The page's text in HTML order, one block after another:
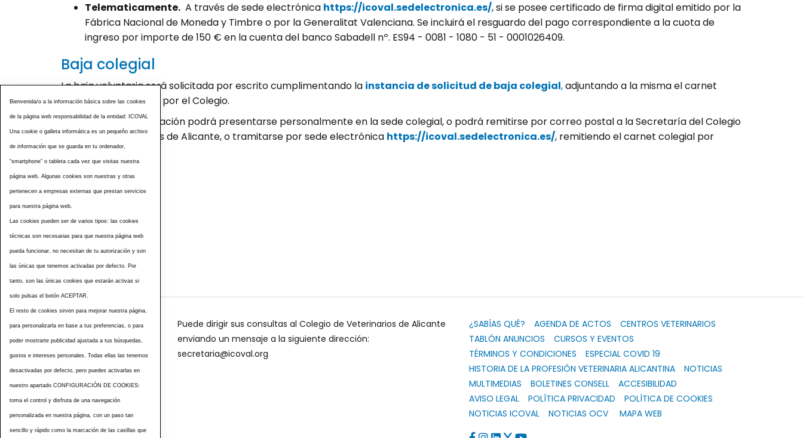
Telematicamente. A través de sede electrónica https://icoval.sedelectronica.es/, si se posee certificado de firma digital emitido por la
Fábrica Nacional de Moneda y Timbre o por la Generalitat Valenciana. Se incluirá el resguardo del pago correspondiente a la cuota de
ingreso por importe de 150 € en la cuenta del banco Sabadell nº. ES94 - 0081 - 1080 - 51 - 0001026409.
Baja colegial
La baja voluntaria será solicitada por escrito cumplimentando la instancia de solicitud de baja colegial,adjuntando a la misma el carnet
colegial suministrado por el Colegio.
Toda esta documentación podrá presentarse personalmente en la sede colegial, o podrá remitirse por correo postal a la Secretaría del Colegio
Oficial de Veterinarios de Alicante, o tramitarse por sede electrónica https://icoval.sedelectronica.es/, remitiendo el carnet colegial por
correo postal.
Puede dirigir sus consultas al Colegio de Veterinarios de Alicante
enviando un mensaje a la siguiente dirección:
secretaria@icoval.org
¿SABÍAS QUÉ? AGENDA DE ACTOS
CENTROS VETERINARIOS
TABLÓN ANUNCIOS
CURSOS Y EVENTOS
TÉRMINOS Y CONDICIONES
ESPECIAL COVID 19
HISTORIA DE LA PROFESIÓN VETERINARIA ALICANTINA
NOTICIAS
MULTIMEDIAS
BOLETINES CONSELL
ACCESIBILIDAD
AVISO LEGAL
POLÍTICA PRIVACIDAD
POLÍTICA DE COOKIES
NOTICIAS ICOVAL
NOTICIAS OCV MAPA WEB
Bienvenida/o a la información básica sobre las cookies
de la página web responsabilidad de la entidad: ICOVAL
Una cookie o galleta informática es un pequeño archivo
de información que se guarda en tu ordenador,
“smartphone” o tableta cada vez que visitas nuestra
página web. Algunas cookies son nuestras y otras
pertenecen a empresas externas que prestan servicios
para nuestra página web.
Las cookies pueden ser de varios tipos: las cookies
técnicas son necesarias para que nuestra página web
pueda funcionar, no necesitan de tu autorización y son
las únicas que tenemos activadas por defecto. Por
tanto, son las únicas cookies que estarán activas si
solo pulsas el botón ACEPTAR.
El resto de cookies sirven para mejorar nuestra página,
para personalizarla en base a tus preferencias, o para
poder mostrarte publicidad ajustada a tus búsquedas,
gustos e intereses personales. Todas ellas las tenemos
desactivadas por defecto, pero puedes activarlas en
nuestro apartado CONFIGURACIÓN DE COOKIES:
toma el control y disfruta de una navegación
personalizada en nuestra página, con un paso tan
sencillo y rápido como la marcación de las casillas que